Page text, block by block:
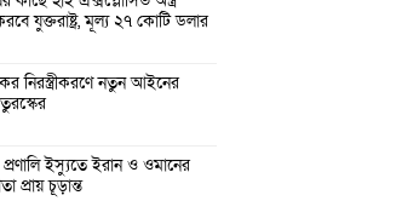
যুক্তরাষ্ট্র, মূল্য ২৭ কোটি ডলার
নিরস্ত্রীকরণে নতুন আইনের
ইস্যুতে ইরান ও ওমানের
প্রায় চূড়ান্ত